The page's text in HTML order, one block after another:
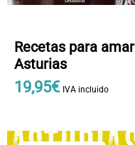
Recetas para amar
Asturias
19,95€ IVA incluido